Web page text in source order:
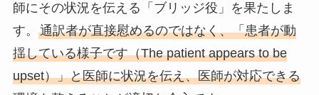
師にその状況を伝える「ブリッジ役」を果たしま
す。 通訳者が直接慰めるのではなく、「患者が動
揺している様子です（The patient appears to be
upset）」と医師に状況を伝え、医師が対応できる